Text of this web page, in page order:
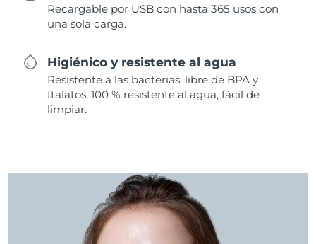
Recargable por USB con hasta 365 usos con
una sola carga.
Higiénico y resistente al agua
Resistente a las bacterias, libre de BPA y
ftalatos, 100 % resistente al agua, fácil de
limpiar.